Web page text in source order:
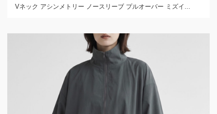
Vネック アシンメトリー ノースリーブ プルオーバー ミズイ...